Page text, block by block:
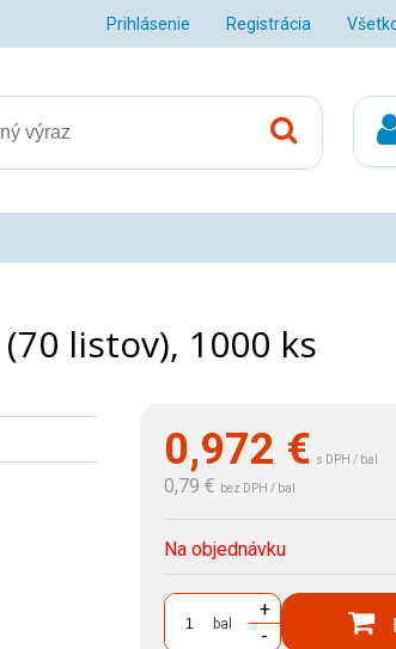
Prihlásenie Registrácia
listov), 1000 ks
0,972 € s DPH / bal
0,79 € bez DPH / bal
Na objednávku
bal
+
-